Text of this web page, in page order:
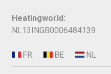
Heatingworld:
NL13INGB0006484139